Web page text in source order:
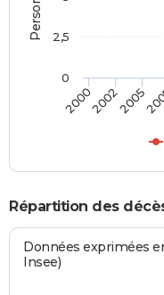
200020022005
0
2,5
Répartition des
Données exprimées
Insee)